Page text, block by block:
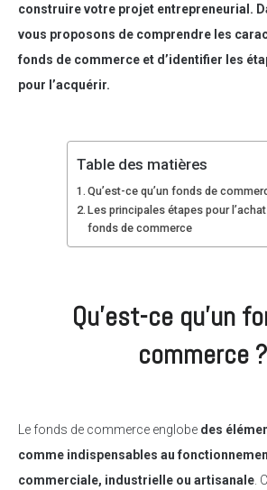
construire votre projet entrepreneurial.
vous proposons de comprendre les
fonds de commerce et d’identifier les
pour l’acquérir.
Table des matières
Qu’est-ce qu’un fonds de
Les principales étapes pour l’achat
fonds de commerce
Qu’est-ce qu’un
commerce ?
Le fonds de commerce englobe des
comme indispensables au
commerciale, industrielle ou artisanale .